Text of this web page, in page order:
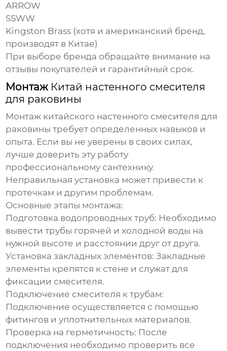
ARROW
SSWW
Kingston Brass (хотя и американский бренд,
производят в Китае)
При выборе бренда обращайте внимание на
отзывы покупателей и гарантийный срок.
Монтаж Китай настенного смесителя
для раковины
Монтаж китайского настенного смесителя для
раковины требует определенных навыков и
опыта. Если вы не уверены в своих силах,
лучше доверить эту работу
профессиональному сантехнику.
Неправильная установка может привести к
протечкам и другим проблемам.
Основные этапы монтажа:
Подготовка водопроводных труб: Необходимо
вывести трубы горячей и холодной воды на
нужной высоте и расстоянии друг от друга.
Установка закладных элементов: Закладные
элементы крепятся к стене и служат для
фиксации смесителя.
Подключение смесителя к трубам:
Подключение осуществляется с помощью
фитингов и уплотнительных материалов.
Проверка на герметичность: После
подключения необходимо проверить все